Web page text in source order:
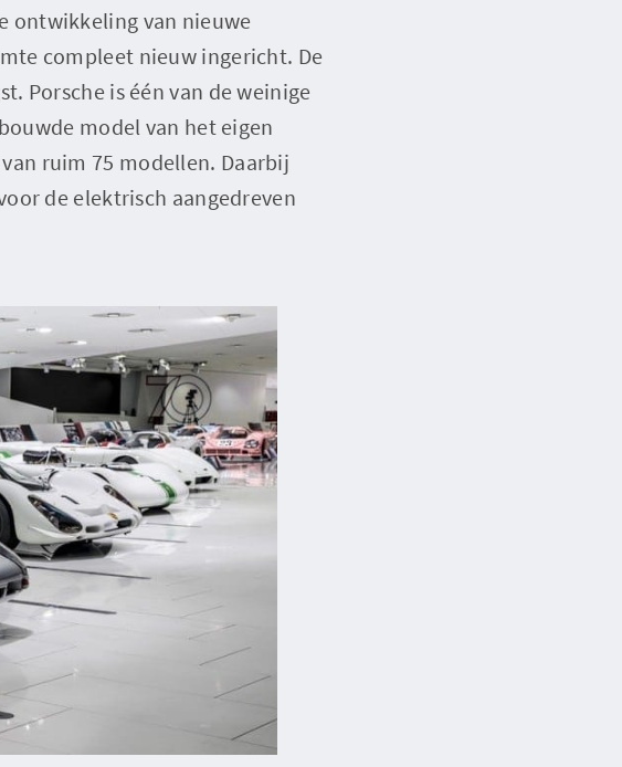
ontwikkeling van nieuwe
compleet nieuw ingericht. De
Porsche is één van de weinige
model van het eigen
ruim 75 modellen. Daarbij
de elektrisch aangedreven